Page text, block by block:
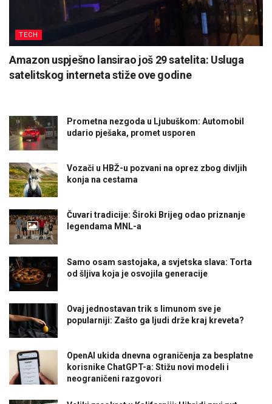
TECH
Amazon uspješno lansirao još 29 satelita: Usluga
satelitskog interneta stiže ove godine
Prometna nezgoda u Ljubuškom: Automobil
udario pješaka, promet usporen
Vozači u HBŽ-u pozvani na oprez zbog divljih
konja na cestama
Čuvari tradicije: Široki Brijeg odao priznanje
legendama MNL-a
Samo osam sastojaka, a svjetska slava: Torta
od šljiva koja je osvojila generacije
Ovaj jednostavan trik s limunom sve je
popularniji: Zašto ga ljudi drže kraj kreveta?
OpenAI ukida dnevna ograničenja za besplatne
korisnike ChatGPT-a: Stižu novi modeli i
neograničeni razgovori